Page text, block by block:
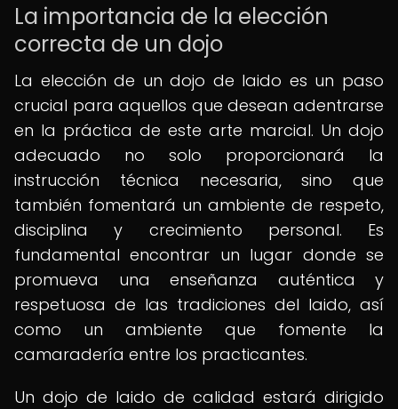
La importancia de la elección
correcta de un dojo
La elección de un dojo de Iaido es un paso
crucial para aquellos que desean adentrarse
en la práctica de este arte marcial. Un dojo
adecuado no solo proporcionará la
instrucción técnica necesaria, sino que
también fomentará un ambiente de respeto,
disciplina y crecimiento personal. Es
fundamental encontrar un lugar donde se
promueva una enseñanza auténtica y
respetuosa de las tradiciones del Iaido, así
como un ambiente que fomente la
camaradería entre los practicantes.
Un dojo de Iaido de calidad estará dirigido